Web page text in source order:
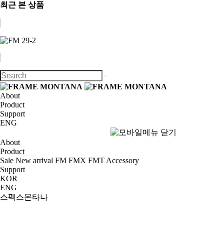
최근 본 상품
About
Product
Support
ENG
About
Product
Sale New arrival FM FMX FMT Accessory
Support
KOR
ENG
스펙스몬타나